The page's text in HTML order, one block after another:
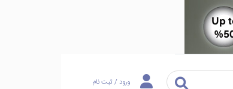
ورود / ثبت نام